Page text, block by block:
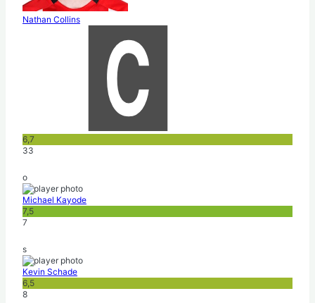
Nathan Collins
6,7
33
o
Michael Kayode
7,5
7
s
Kevin Schade
6,5
8